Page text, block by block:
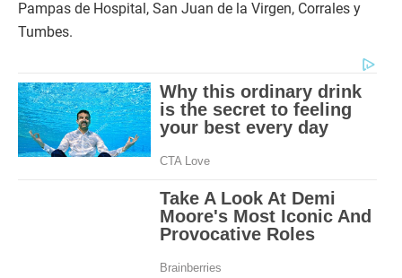
Pampas de Hospital, San Juan de la Virgen, Corrales y
Tumbes.